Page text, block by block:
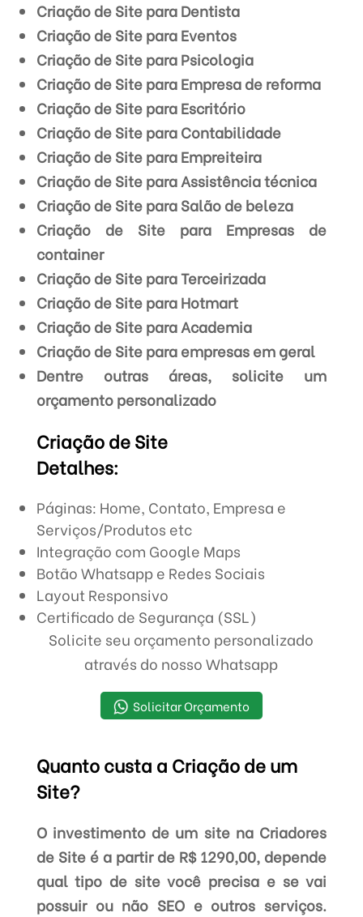
Criação de Site para Dentista
Criação de Site para Eventos
Criação de Site para Psicologia
Criação de Site para Empresa de reforma
Criação de Site para Escritório
Criação de Site para Contabilidade
Criação de Site para Empreiteira
Criação de Site para Assistência técnica
Criação de Site para Salão de beleza
Criação de Site para Empresas de
container
Criação de Site para Terceirizada
Criação de Site para Hotmart
Criação de Site para Academia
Criação de Site para empresas em geral
Dentre outras áreas, solicite um
orçamento personalizado
Criação de Site
Detalhes:
Páginas: Home, Contato, Empresa e
Serviços/Produtos etc
Integração com Google Maps
Botão Whatsapp e Redes Sociais
Layout Responsivo
Certificado de Segurança (SSL)
Solicite seu orçamento personalizado
através do nosso Whatsapp
Solicitar Orçamento
Quanto custa a Criação de um
Site?
O investimento de um site na Criadores
de Site é a partir de R$ 1290,00, depende
qual tipo de site você precisa e se vai
possuir ou não SEO e outros serviços.